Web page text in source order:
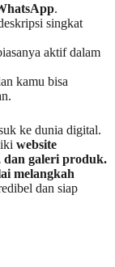
.
singkat
aktif dalam
kamu bisa
ke dunia digital.
website
dan galeri produk.
melangkah
dan siap